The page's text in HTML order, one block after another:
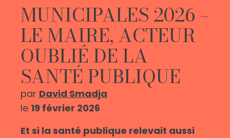
MUNICIPALES 2026 –
LE MAIRE, ACTEUR
OUBLIÉ DE LA
SANTÉ PUBLIQUE
par David Smadja
le 19 février 2026
Et si la santé publique relevait aussi